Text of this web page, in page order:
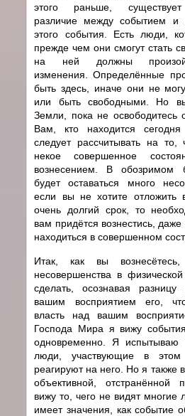
этого раньше,
различие между событием и
этого события. Есть люди,
прежде чем они смогут стать
на ней должны
изменения. Определённые
быть здесь, иначе они не
или быть свободными. Но
Земли, пока не освободитесь
Вам, кто находится
следует рассчитывать на
некое совершенное
вознесением. В
будет оставаться много
если вы не хотите отложить
очень долгий срок, то
вам придётся вознестись,
находиться в совершенном
Итак, как вы вознесётесь,
несовершенства в
сделать, осознавая
вашим восприятием его,
власть над вашим
Господа Мира я вижу
одновременно. Я испытываю
люди, участвующие в
реагируют на него. Но я также
объективной, отстранённой
вижу то, чего не видят
имеет значения, как событие